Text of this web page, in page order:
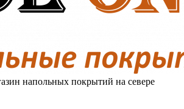
напольных покрытий на севере